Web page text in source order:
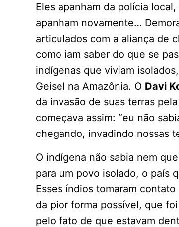
Eles apanham da polícia
apanham novamente…
articulados com a aliança de
como iam saber do que se
indígenas que viviam
Geisel na Amazônia. O Davi
da invasão de suas terras
começava assim: “eu não
chegando, invadindo nossas
O indígena não sabia nem
para um povo isolado, o país
Esses índios tomaram
da pior forma possível, que
pelo fato de que estavam